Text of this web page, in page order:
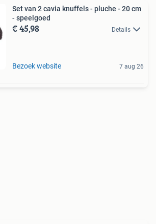
Set van 2 cavia knuffels - pluche - 20 cm
- speelgoed
€ 45,98 Details
Bezoek website 7 aug 26